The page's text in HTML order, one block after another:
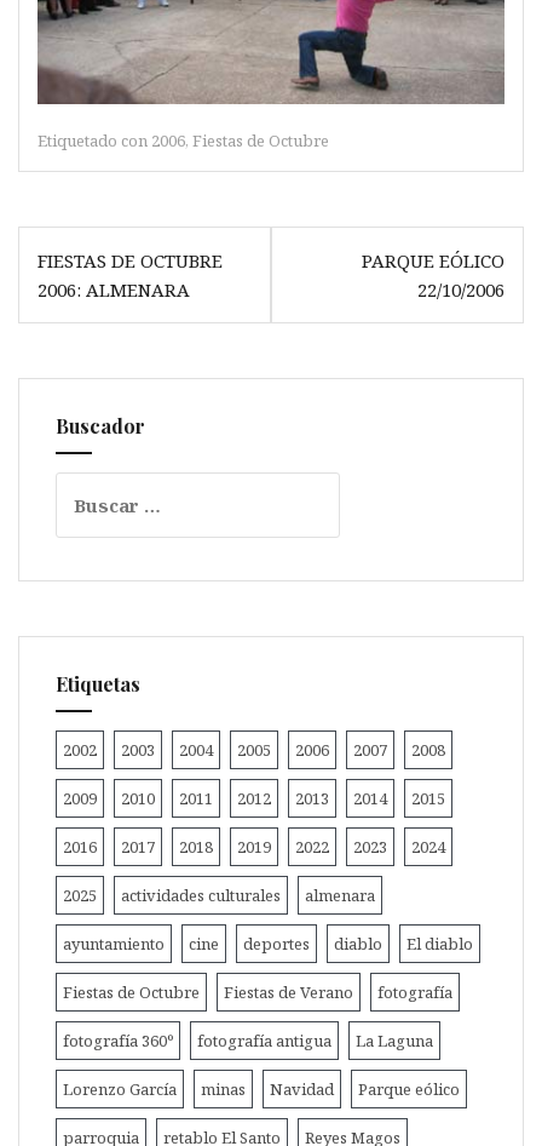
Etiquetado con 2006, Fiestas de Octubre
Navegación
de
entradas
FIESTAS DE OCTUBRE
2006: ALMENARA
PARQUE EÓLICO
22/10/2006
Buscador
Etiquetas
2002 2003 2004 2005 2006 2007 2008
2009 2010 2011 2012 2013 2014 2015
2016 2017 2018 2019 2022 2023 2024
2025 actividades culturales almenara
ayuntamiento cine deportes diablo El diablo
Fiestas de Octubre Fiestas de Verano fotografía
fotografía 360º fotografía antigua La Laguna
Lorenzo García minas Navidad Parque eólico
parroquia retablo El Santo Reyes Magos